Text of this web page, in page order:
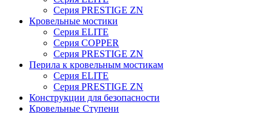
Серия PRESTIGE ZN
Кровельные мостики
Серия ELITE
Серия COPPER
Серия PRESTIGE ZN
Перила к кровельным мостикам
Серия ELITE
Серия PRESTIGE ZN
Конструкции для безопасности
Кровельные Ступени